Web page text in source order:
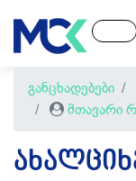
განცხადებები
მთავარი